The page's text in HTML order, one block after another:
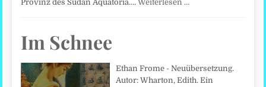
Provinz des Sudan Äquatoria.…Weiterlesen …
Im Schnee
Ethan Frome - Neuübersetzung.
Autor: Wharton, Edith. Ein